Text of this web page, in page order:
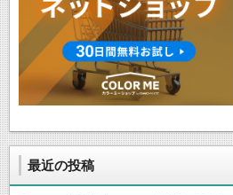
最近の投稿